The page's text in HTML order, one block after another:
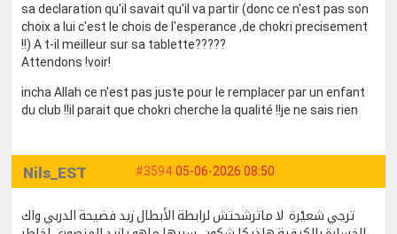
sa declaration qu'il savait qu'il va partir (donc ce n'est pas son
choix a lui c'est le chois de l'esperance ,de chokri precisement
!!) A t-il meilleur sur sa tablette?????
Attendons !voir!
incha Allah ce n'est pas juste pour le remplacer par un enfant
du club !!il parait que chokri cherche la qualité !!je ne sais rien
#3594 05-06-2026 08:50
Nils_EST
ترجي شعيْرة لا ماترشحتش لرابطة الأبطال زيد فضيحة الدربي واك